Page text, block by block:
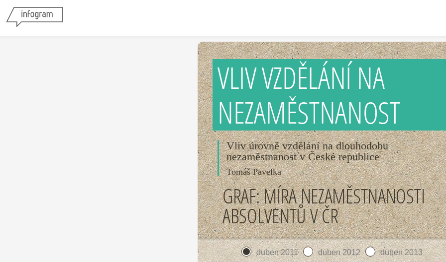
VLIV VZDĚLÁNÍ NA
NEZAMĚSTNANOST
Vliv úrovně vzdělání na dlouhodobu
nezaměstnanost v České republice
Tomáš Pavelka
GRAF: MÍRA NEZAMĚSTNANOSTI
ABSOLVENTŮ V ČR
duben 2011 duben 2012 duben 2013